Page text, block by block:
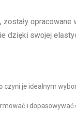
dzięki swojej
czyni je idealnym
i